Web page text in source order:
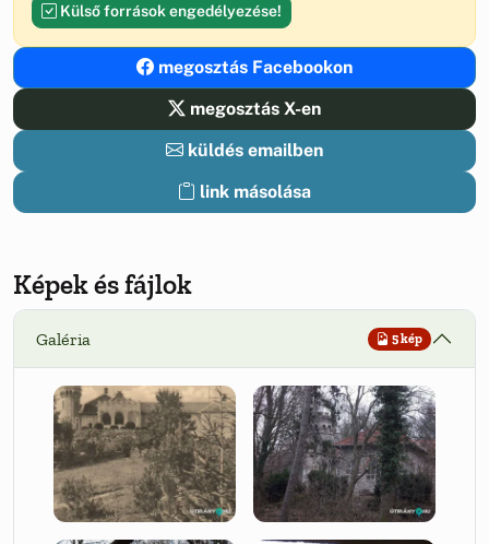
Külső források engedélyezése!
megosztás Facebookon
megosztás X-en
küldés emailben
link másolása
Képek és fájlok
Galéria 5 kép